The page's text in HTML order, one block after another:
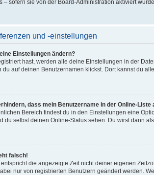
– sofern sie von der Board-Administration aktiviert
und -einstellungen
Einstellungen ändern?
hast, werden alle deine Einstellungen in der
du auf deinen Benutzernamen klickst. Dort kannst du
dass mein Benutzername in der Online-Liste
Bereich findest du in den Einstellungen eine
du selbst deinen Online-Status sehen. Du wirst dann
falsch!
die angezeigte Zeit nicht deiner eigenen
nur von registrierten Benutzern geändert werden.